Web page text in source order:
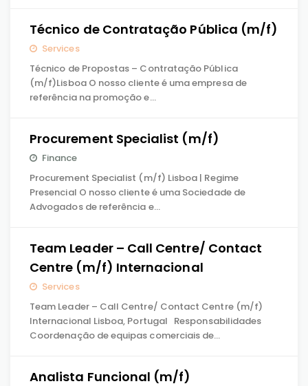
Técnico de Contratação Pública (m/f)
Services
Técnico de Propostas – Contratação Pública
(m/f)Lisboa O nosso cliente é uma empresa de
referência na promoção e…
Procurement Specialist (m/f)
Finance
Procurement Specialist (m/f) Lisboa | Regime
Presencial O nosso cliente é uma Sociedade de
Advogados de referência e…
Team Leader – Call Centre/ Contact
Centre (m/f) Internacional
Services
Team Leader – Call Centre/ Contact Centre (m/f)
Internacional Lisboa, Portugal Responsabilidades
Coordenação de equipas comerciais de…
Analista Funcional (m/f)